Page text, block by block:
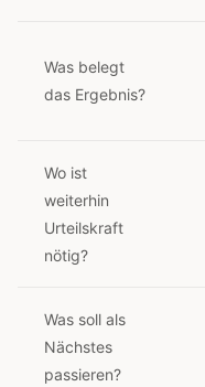
Was belegt
das Ergebnis?
Wo ist
weiterhin
Urteilskraft
nötig?
Was soll als
Nächstes
passieren?